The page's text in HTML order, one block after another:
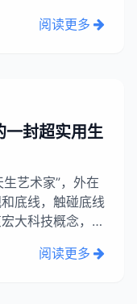
能出现的矛
阅读更多
封超实用生
生艺术家”，外在
底线，触碰底线
大科技概念，更
阅读更多